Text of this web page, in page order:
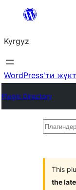
Мазмунга
Kyrgyz
WordPress'ти
Plugin Directory
This
the